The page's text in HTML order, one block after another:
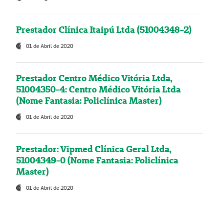
Prestador Clínica Itaipú Ltda (51004348-2)
01 de Abril de 2020
Prestador Centro Médico Vitória Ltda,
51004350-4: Centro Médico Vitória Ltda
(Nome Fantasia: Policlínica Master)
01 de Abril de 2020
Prestador: Vipmed Clínica Geral Ltda,
51004349-0 (Nome Fantasia: Policlínica
Master)
01 de Abril de 2020